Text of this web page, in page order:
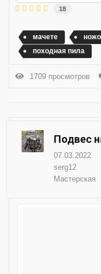
18
мачете
походная пила
1709 просмотров
Подвес
07.03.2022
serg12
Мастерская